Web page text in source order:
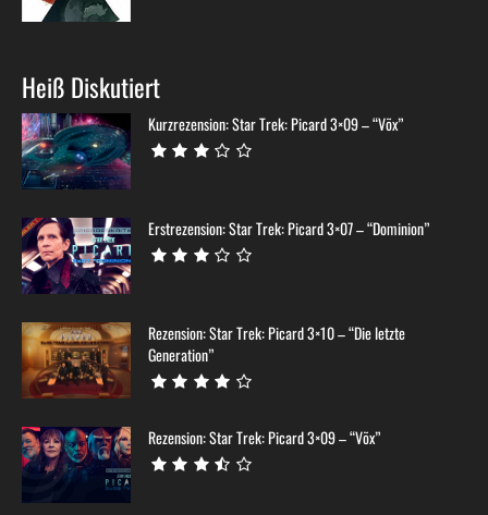
Heiß Diskutiert
Kurzrezension: Star Trek: Picard 3×09 – “Võx”
Erstrezension: Star Trek: Picard 3×07 – “Dominion”
Rezension: Star Trek: Picard 3×10 – “Die letzte
Generation”
Rezension: Star Trek: Picard 3×09 – “Võx”